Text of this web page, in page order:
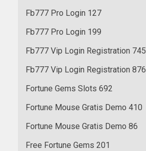
Fb777 Pro Login 127
Fb777 Pro Login 199
Fb777 Vip Login Registration 745
Fb777 Vip Login Registration 876
Fortune Gems Slots 692
Fortune Mouse Gratis Demo 410
Fortune Mouse Gratis Demo 86
Free Fortune Gems 201